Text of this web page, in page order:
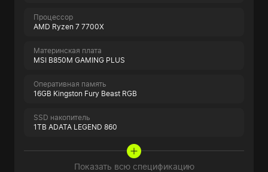
Процессор
AMD Ryzen 7 7700X
Материнская плата
MSI B850M GAMING PLUS
Оперативная память
16GB Kingston Fury Beast RGB
SSD накопитель
1TB ADATA LEGEND 860
Показать всю спецификацию